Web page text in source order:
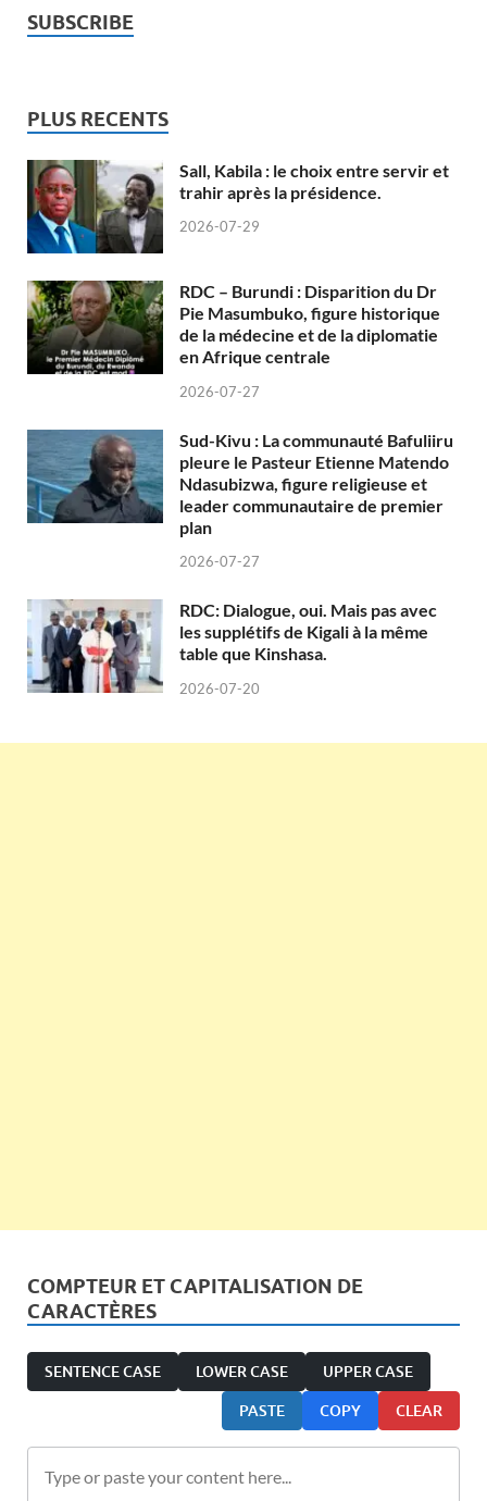
SUBSCRIBE
PLUS RECENTS
Sall, Kabila : le choix entre servir et
trahir après la présidence.
2026-07-29
RDC – Burundi : Disparition du Dr
Pie Masumbuko, figure historique
de la médecine et de la diplomatie
en Afrique centrale
2026-07-27
Sud-Kivu : La communauté Bafuliiru
pleure le Pasteur Etienne Matendo
Ndasubizwa, figure religieuse et
leader communautaire de premier
plan
2026-07-27
RDC: Dialogue, oui. Mais pas avec
les supplétifs de Kigali à la même
table que Kinshasa.
2026-07-20
COMPTEUR ET CAPITALISATION DE
CARACTÈRES
SENTENCE CASE LOWER CASE UPPER CASE
PASTE COPY CLEAR